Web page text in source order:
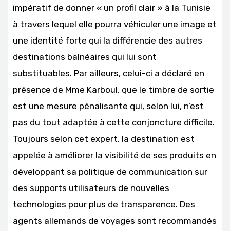
impératif de donner « un profil clair » à la Tunisie
à travers lequel elle pourra véhiculer une image et
une identité forte qui la différencie des autres
destinations balnéaires qui lui sont
substituables. Par ailleurs, celui-ci a déclaré en
présence de Mme Karboul, que le timbre de sortie
est une mesure pénalisante qui, selon lui, n’est
pas du tout adaptée à cette conjoncture difficile.
Toujours selon cet expert, la destination est
appelée à améliorer la visibilité de ses produits en
développant sa politique de communication sur
des supports utilisateurs de nouvelles
technologies pour plus de transparence. Des
agents allemands de voyages sont recommandés